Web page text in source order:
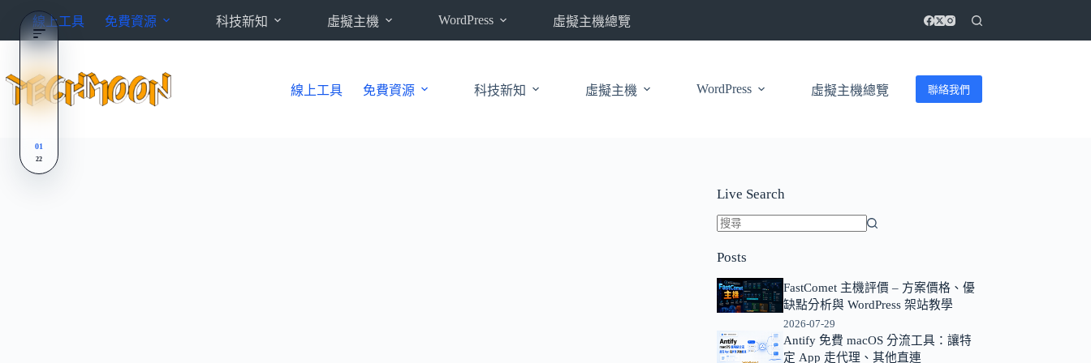
內
線上工具 免費資源 科技新知 虛擬主機 WordPress 虛擬主機總覽
線上工具 免費資源 科技新知 虛擬主機 WordPress 虛擬主機總覽 聯絡我們
Live Search
不
到
符
條
件
Posts
FastComet 主機評價 – 方案價格、優
缺點分析與 WordPress 架站教學
2026-07-29
Antify 免費 macOS 分流工具：讓特
定 App 走代理、其他直連
01
22